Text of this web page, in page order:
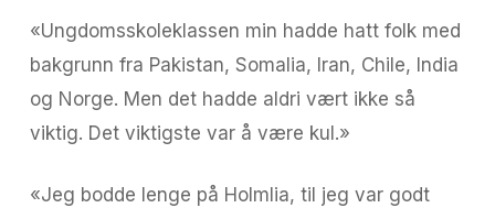
«Ungdomsskoleklassen min hadde hatt folk med
bakgrunn fra Pakistan, Somalia, Iran, Chile, India
og Norge. Men det hadde aldri vært ikke så
viktig. Det viktigste var å være kul.»
«Jeg bodde lenge på Holmlia, til jeg var godt